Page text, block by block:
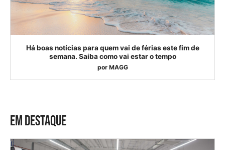
Há boas notícias para quem vai de férias este fim de
semana. Saiba como vai estar o tempo
por MAGG
EM DESTAQUE